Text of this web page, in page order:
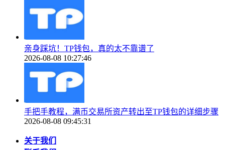
亲身踩坑！TP钱包，真的太不靠谱了
2026-08-08 10:27:46
手把手教程，满币交易所资产转出至TP钱包的详细步骤
2026-08-08 09:45:31
关于我们